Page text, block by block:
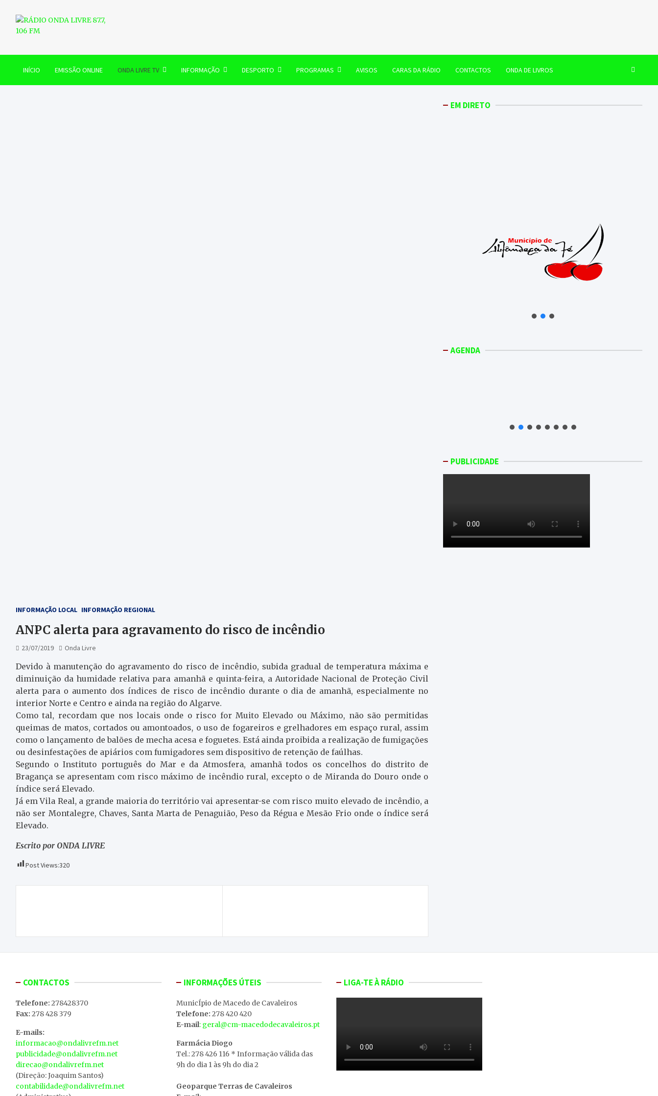
content
RÁDIO ONDA LIVRE 87.7, 106 FM
INÍCIO EMISSÃO ONLINE ONDA LIVRE TV INFORMAÇÃO DESPORTO PROGRAMAS AVISOS CARAS DA RÁDIO CONTACTOS ONDA DE LIVROS
INFORMAÇÃO LOCAL INFORMAÇÃO REGIONAL
ANPC alerta para agravamento do risco de incêndio
23/07/2019 Onda Livre
Devido à manutenção do agravamento do risco de incêndio, subida gradual de temperatura máxima e
diminuição da humidade relativa para amanhã e quinta-feira, a Autoridade Nacional de Proteção Civil
alerta para o aumento dos índices de risco de incêndio durante o dia de amanhã, especialmente no
interior Norte e Centro e ainda na região do Algarve.
Como tal, recordam que nos locais onde o risco for Muito Elevado ou Máximo, não são permitidas
queimas de matos, cortados ou amontoados, o uso de fogareiros e grelhadores em espaço rural, assim
como o lançamento de balões de mecha acesa e foguetes. Está ainda proibida a realização de fumigações
ou desinfestações de apiários com fumigadores sem dispositivo de retenção de faúlhas.
Segundo o Instituto português do Mar e da Atmosfera, amanhã todos os concelhos do distrito de
Bragança se apresentam com risco máximo de incêndio rural, excepto o de Miranda do Douro onde o
índice será Elevado.
Já em Vila Real, a grande maioria do território vai apresentar-se com risco muito elevado de incêndio, a
não ser Montalegre, Chaves, Santa Marta de Penaguião, Peso da Régua e Mesão Frio onde o índice será
Elevado.
Escrito por ONDA LIVRE
Post Views:320
artigos
EM DIRETO
AGENDA
PUBLICIDADE
CONTACTOS
Telefone: 278428370
Fax: 278 428 379
E-mails:
informacao@ondalivrefm.net
publicidade@ondalivrefm.net
direcao@ondalivrefm.net
(Direção: Joaquim Santos)
contabilidade@ondalivrefm.net
INFORMAÇÕES ÚTEIS
MunicÍpio de Macedo de Cavaleiros
Telefone: 278 420 420
E-mail: geral@cm-macedodecavaleiros.pt
Farmácia Diogo
Tel.: 278 426 116 * Informação válida das
9h do dia 1 às 9h do dia 2
Geoparque Terras de Cavaleiros
LIGA-TE À RÁDIO